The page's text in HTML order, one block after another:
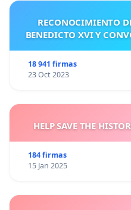
RECONOCIMIENTO
BENEDICTO XVI Y
18 941 firmas
23 Oct 2023
HELP SAVE THE
184 firmas
15 Jan 2025